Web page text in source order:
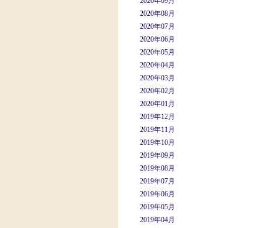
2020年08月
2020年07月
2020年06月
2020年05月
2020年04月
2020年03月
2020年02月
2020年01月
2019年12月
2019年11月
2019年10月
2019年09月
2019年08月
2019年07月
2019年06月
2019年05月
2019年04月